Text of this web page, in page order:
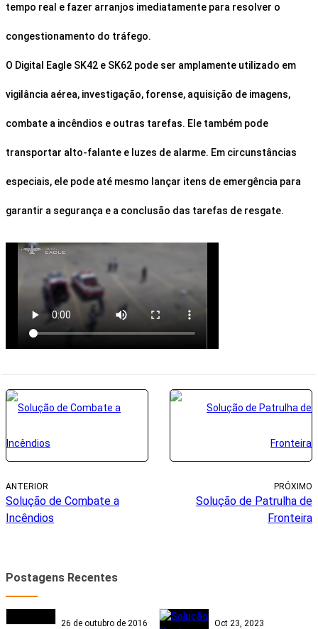
tempo real e fazer arranjos imediatamente para resolver o
congestionamento do tráfego.
O Digital Eagle SK42 e SK62 pode ser amplamente utilizado em
vigilância aérea, investigação, forense, aquisição de imagens,
combate a incêndios e outras tarefas. Ele também pode
transportar alto-falante e luzes de alarme. Em circunstâncias
especiais, ele pode até mesmo lançar itens de emergência para
garantir a segurança e a conclusão das tarefas de resgate.
ANTERIOR
Solução de Combate a
Incêndios
PRÓXIMO
Solução de Patrulha de
Fronteira
Postagens Recentes
26 de outubro de 2016 Oct 23, 2023